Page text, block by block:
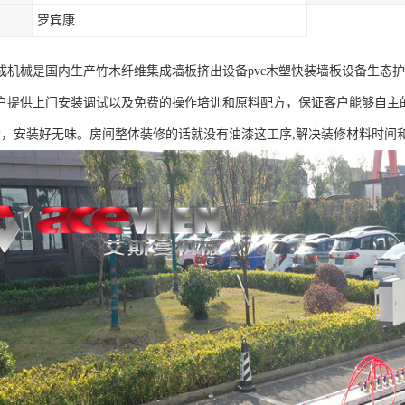
罗宾康
机械是国内生产竹木纤维集成墙板挤出设备pvc木塑快装墙板设备生态
提供上门安装调试以及免费的操作培训和原料配方，保证客户能够自主
安装好无味。房间整体装修的话就没有油漆这工序,解决装修材料时间